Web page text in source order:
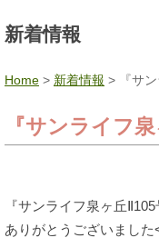
新着情報
Home > 新着情報 > 『サ
『サンライフ
『サンライフ泉ヶ丘
ありがとうございまし